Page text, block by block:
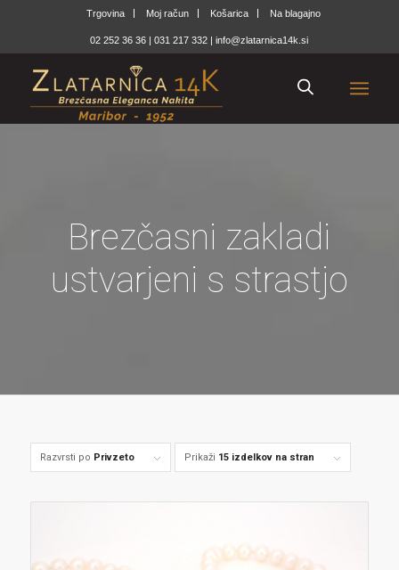
Trgovina Moj račun Košarica Na blagajno
02 252 36 36 |031 217 332 |info@zlatarnica14k.si
Brezčasni zakladi
ustvarjeni s strastjo
Razvrsti po Privzeto Prikaži 15 izdelkov na stran